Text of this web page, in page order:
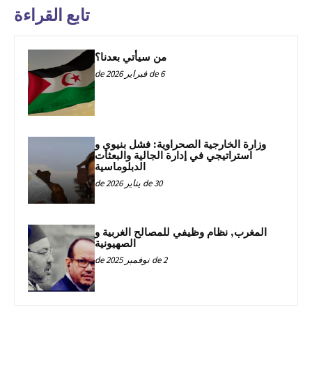
تابع القراءة
من سيأتي بعدنا؟
6 de فبراير de 2026
وزارة الخارجية الصحراوية: فشل بنيوي و
استراتيجي في إدارة الجالية والبعثات
الدبلوماسية
30 de يناير de 2026
المغرب, نظام وظيفي للمصالح الغربية و
الصهيونية
2 de نوفمبر de 2025